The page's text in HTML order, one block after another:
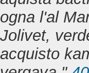
ogna l'al
Jolivet,
acquisto